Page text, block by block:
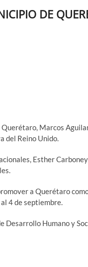
DE
Marcos
del Reino Unido.
Esther
a Querétaro
4 de septiembre.
Desarrollo Humano y